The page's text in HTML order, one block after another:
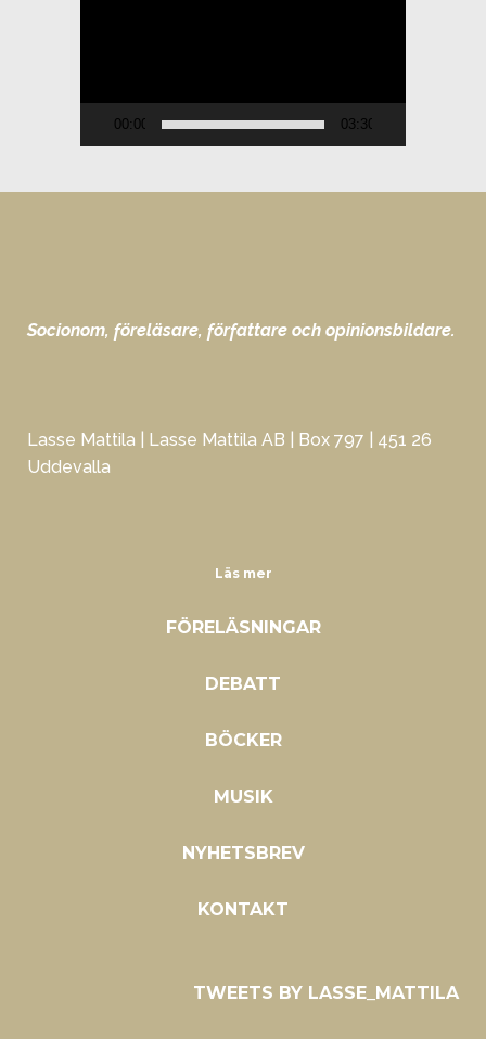
00:00 03:30
Socionom, föreläsare, författare och opinionsbildare.
Lasse Mattila | Lasse Mattila AB | Box 797 | 451 26
Uddevalla
Läs mer
FÖRELÄSNINGAR
DEBATT
BÖCKER
MUSIK
NYHETSBREV
KONTAKT
TWEETS BY LASSE_MATTILA